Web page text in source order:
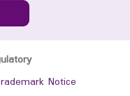
Notice